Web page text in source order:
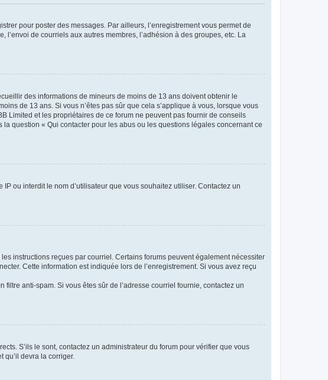
pour poster des messages. Par ailleurs, l’enregistrement vous permet de
de courriels aux autres membres, l’adhésion à des groupes, etc. La
des informations de mineurs de moins de 13 ans doivent obtenir le
de 13 ans. Si vous n’êtes pas sûr que cela s’applique à vous, lorsque vous
Limited et les propriétaires de ce forum ne peuvent pas fournir de conseils
question « Qui contacter pour les abus ou les questions légales concernant ce
ou interdit le nom d’utilisateur que vous souhaitez utiliser. Contactez un
instructions reçues par courriel. Certains forums peuvent également nécessiter
Cette information est indiquée lors de l’enregistrement. Si vous avez reçu
anti-spam. Si vous êtes sûr de l’adresse courriel fournie, contactez un
S’ils le sont, contactez un administrateur du forum pour vérifier que vous
qu’il devra la corriger.